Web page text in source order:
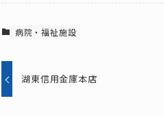
病院・福祉施設
湖東信用金庫本店